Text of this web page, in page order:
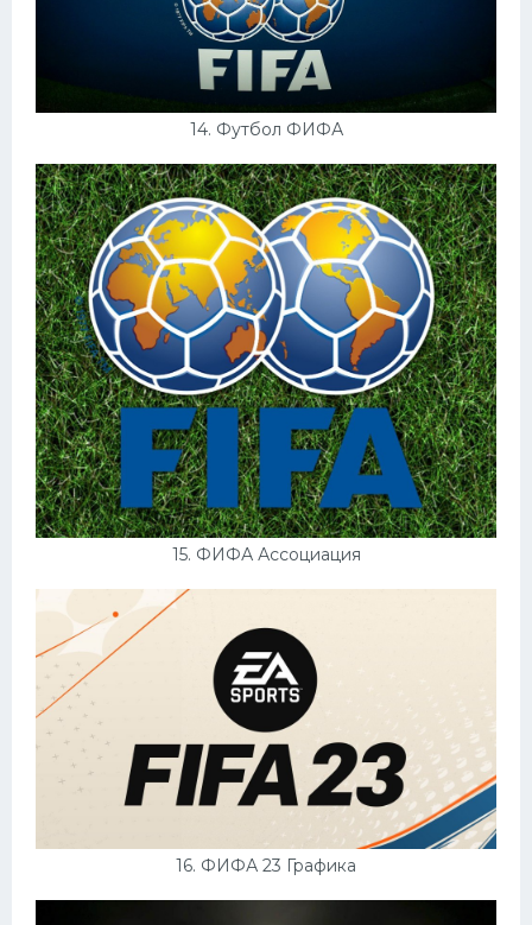
14. Футбол ФИФА
15. ФИФА Ассоциация
16. ФИФА 23 Графика